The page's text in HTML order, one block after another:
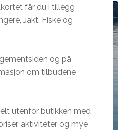
får du i tillegg
Jakt, Fiske og
og på
om tilbudene
utenfor butikken med
aktiviteter og mye